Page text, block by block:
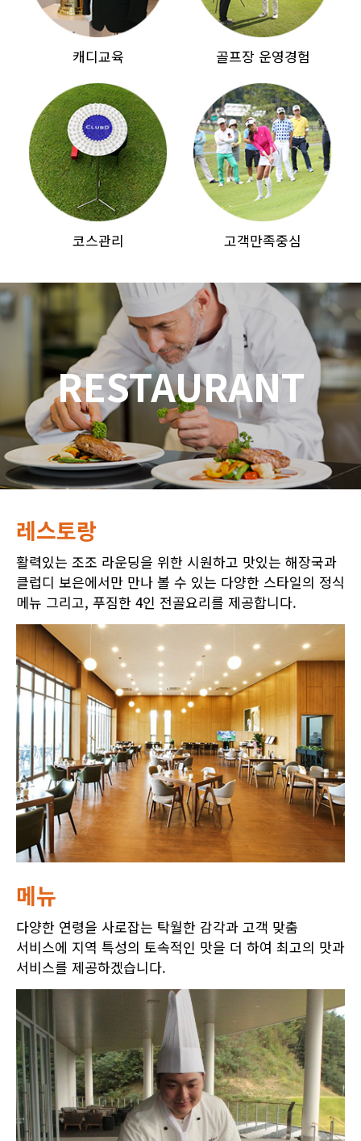
캐디교육 골프장 운영경험
코스관리 고객만족중심
RESTAURANT
레스토랑
활력있는 조조 라운딩을 위한 시원하고 맛있는 해장국과
클럽디 보은에서만 만나 볼 수 있는 다양한 스타일의 정식
메뉴 그리고, 푸짐한 4인 전골요리를 제공합니다.
메뉴
다양한 연령을 사로잡는 탁월한 감각과 고객 맞춤
서비스에 지역 특성의 토속적인 맛을 더 하여 최고의 맛과
서비스를 제공하겠습니다.